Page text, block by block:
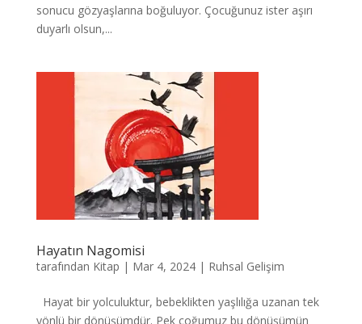
sonucu gözyaşlarına boğuluyor. Çocuğunuz ister aşırı
duyarlı olsun,...
Hayatın Nagomisi
tarafından Kitap | Mar 4, 2024| Ruhsal Gelişim
Hayat bir yolculuktur, bebeklikten yaşlılığa uzanan tek
yönlü bir dönüşümdür. Pek çoğumuz bu dönüşümün